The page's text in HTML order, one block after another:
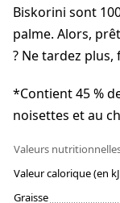
Biskorini sont
palme. Alors,
? Ne tardez
*Contient 45 %
noisettes et au
Valeurs
Valeur calorique (en
Graisse